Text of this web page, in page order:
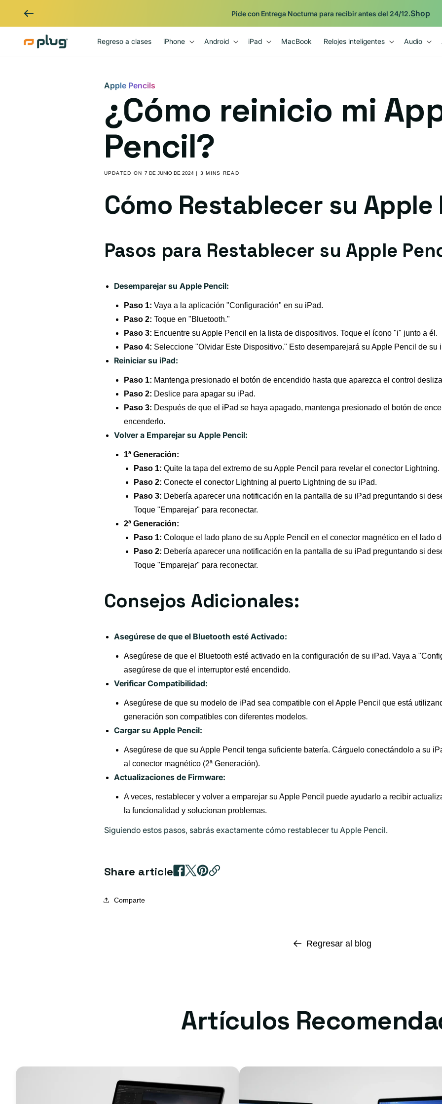
Pide con Entrega Nocturna para recibir antes del 24/12.Shop
Regreso a clases iPhone Android iPad MacBook Relojes inteligentes Audio
Apple Pencils
¿Cómo reinicio mi
Pencil?
UPDATED ON 7 DE JUNIO DE 2024| 3 MINS READ
Cómo Restablecer su Apple
Pasos para Restablecer su Apple
Desemparejar su Apple Pencil:
Paso 1: Vaya a la aplicación "Configuración" en su iPad.
Paso 2: Toque en "Bluetooth."
Paso 3: Encuentre su Apple Pencil en la lista de dispositivos. Toque el ícono "i" junto a él.
Paso 4: Seleccione "Olvidar Este Dispositivo." Esto desemparejará su Apple Pencil de su
Reiniciar su iPad:
Paso 1: Mantenga presionado el botón de encendido hasta que aparezca el control
Paso 2: Deslice para apagar su iPad.
Paso 3: Después de que el iPad se haya apagado, mantenga presionado el botón de
encenderlo.
Volver a Emparejar su Apple Pencil:
1ª Generación:
Paso 1: Quite la tapa del extremo de su Apple Pencil para revelar el conector Lightning.
Paso 2: Conecte el conector Lightning al puerto Lightning de su iPad.
Paso 3: Debería aparecer una notificación en la pantalla de su iPad preguntando si
Toque "Emparejar" para reconectar.
2ª Generación:
Paso 1: Coloque el lado plano de su Apple Pencil en el conector magnético en el lado
Paso 2: Debería aparecer una notificación en la pantalla de su iPad preguntando si
Toque "Emparejar" para reconectar.
Consejos Adicionales:
Asegúrese de que el Bluetooth esté Activado:
Asegúrese de que el Bluetooth esté activado en la configuración de su iPad. Vaya a
asegúrese de que el interruptor esté encendido.
Verificar Compatibilidad:
Asegúrese de que su modelo de iPad sea compatible con el Apple Pencil que está
generación son compatibles con diferentes modelos.
Cargar su Apple Pencil:
Asegúrese de que su Apple Pencil tenga suficiente batería. Cárguelo conectándolo a su
al conector magnético (2ª Generación).
Actualizaciones de Firmware:
A veces, restablecer y volver a emparejar su Apple Pencil puede ayudarlo a recibir
la funcionalidad y solucionan problemas.
Siguiendo estos pasos, sabrás exactamente cómo restablecer tu Apple Pencil.
Share article
Comparte
Regresar al blog
Artículos